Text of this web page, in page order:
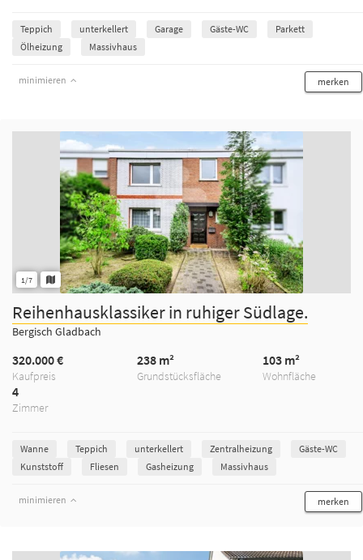
Teppich unterkellert Garage Gäste-WC
Parkett
Ölheizung
Massivhaus
minimieren merken
1/7
Reihenhausklassiker in ruhiger Südlage.
Bergisch Gladbach
Kaufpreis
320.000 €
Grundstücksfläche
238 m²
Wohnfläche
103 m²
Zimmer
4
Wanne Teppich unterkellert Zentralheizung
Gäste-WC
Kunststoff
Fliesen Gasheizung Massivhaus
minimieren merken